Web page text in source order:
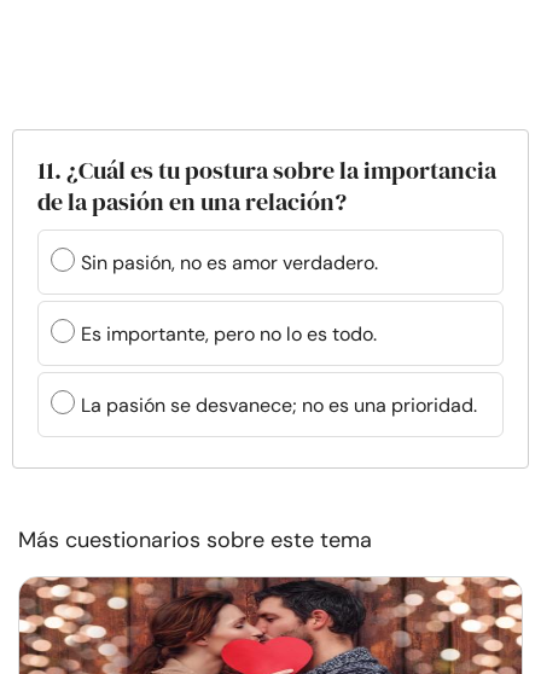
11. ¿Cuál es tu postura sobre la importancia
de la pasión en una relación?
Sin pasión, no es amor verdadero.
Es importante, pero no lo es todo.
La pasión se desvanece; no es una prioridad.
Más cuestionarios sobre este tema